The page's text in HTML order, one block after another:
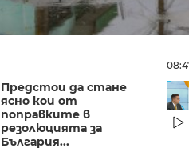
Предстои да стане
ясно кои от
поправките в
резолюцията за
България...